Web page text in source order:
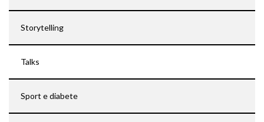
Storytelling
Talks
Sport e diabete